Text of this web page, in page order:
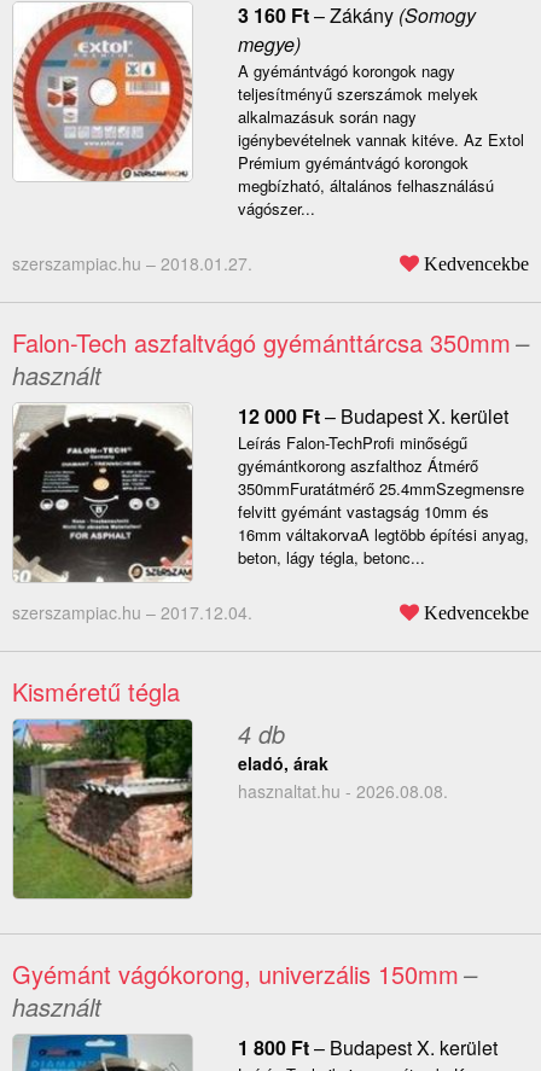
3 160 Ft–Zákány(Somogy
megye)
A gyémántvágó korongok nagy
teljesítményű szerszámok melyek
alkalmazásuk során nagy
igénybevételnek vannak kitéve. Az Extol
Prémium gyémántvágó korongok
megbízható, általános felhasználású
vágószer...
szerszampiac.hu – 2018.01.27. Kedvencekbe
Falon-Tech aszfaltvágó gyémánttárcsa 350mm–
használt
12 000 Ft– Budapest X. kerület
Leírás Falon-TechProfi minőségű
gyémántkorong aszfalthoz Átmérő
350mmFuratátmérő 25.4mmSzegmensre
felvitt gyémánt vastagság 10mm és
16mm váltakorvaA legtöbb építési anyag,
beton, lágy tégla, betonc...
szerszampiac.hu – 2017.12.04. Kedvencekbe
Kisméretű tégla
4 db
eladó, árak
hasznaltat.hu - 2026.08.08.
Gyémánt vágókorong, univerzális 150mm–
használt
1 800 Ft– Budapest X. kerület